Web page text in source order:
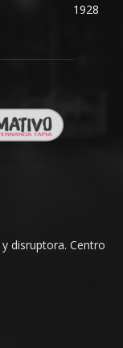
1928
disruptora. Centro